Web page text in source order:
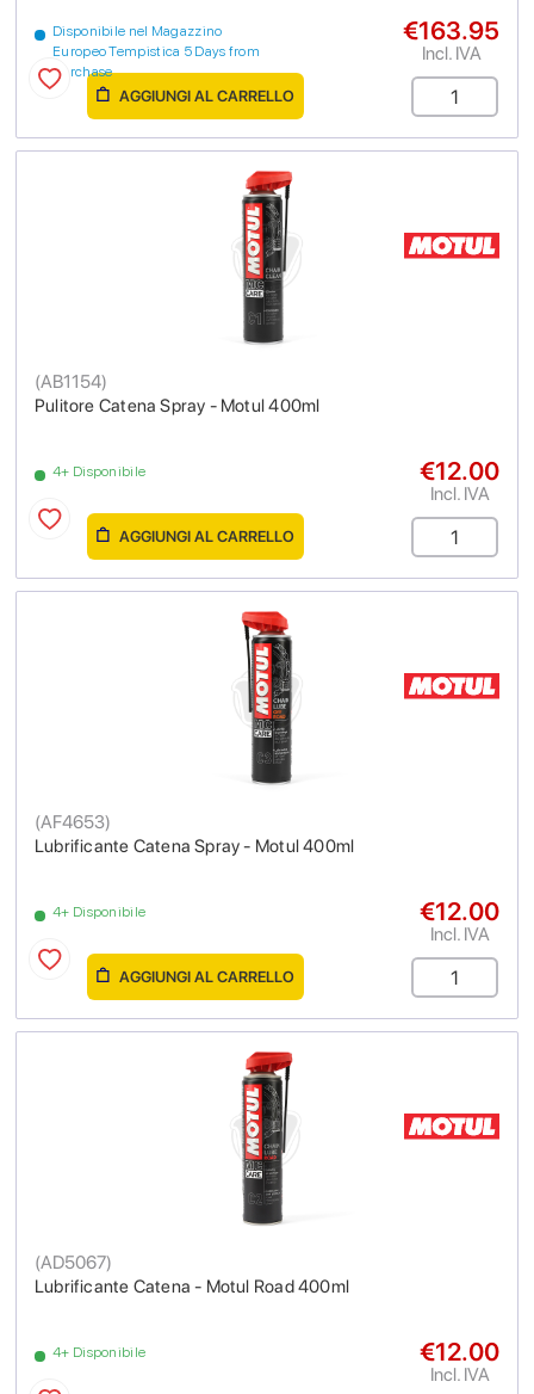
Disponibile nel Magazzino
Europeo Tempistica 5 Days from
purchase
€163.95
Incl. IVA
AGGIUNGI AL CARRELLO
Pulitore Catena Spray - Motul 400ml
(AB1154)
4+ Disponibile €12.00
Incl. IVA
AGGIUNGI AL CARRELLO
Lubrificante Catena Spray - Motul 400ml
(AF4653)
4+ Disponibile €12.00
Incl. IVA
AGGIUNGI AL CARRELLO
Lubrificante Catena - Motul Road 400ml
(AD5067)
4+ Disponibile €12.00
Incl. IVA